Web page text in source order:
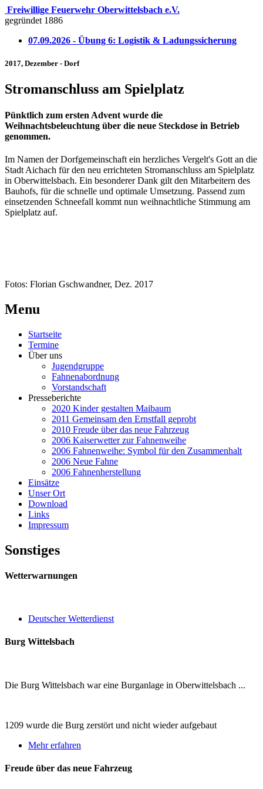
Freiwillige Feuerwehr Oberwittelsbach e.V.
gegründet 1886
07.09.2026 - Übung 6: Logistik & Ladungssicherung
2017, Dezember - Dorf
Stromanschluss am Spielplatz
Pünktlich zum ersten Advent wurde die
Weihnachtsbeleuchtung über die neue Steckdose in Betrieb
genommen.
Im Namen der Dorfgemeinschaft ein herzliches Vergelt's Gott an die
Stadt Aichach für den neu errichteten Stromanschluss am Spielplatz
in Oberwittelsbach. Ein besonderer Dank gilt den Mitarbeitern des
Bauhofs, für die schnelle und optimale Umsetzung. Passend zum
einsetzenden Schneefall kommt nun weihnachtliche Stimmung am
Spielplatz auf.
Fotos: Florian Gschwandner, Dez. 2017
Menu
Startseite
Termine
Über uns
Jugendgruppe
Fahnenabordnung
Vorstandschaft
Presseberichte
2020 Kinder gestalten Maibaum
2011 Gemeinsam den Ernstfall geprobt
2010 Freude über das neue Fahrzeug
2006 Kaiserwetter zur Fahnenweihe
2006 Fahnenweihe: Symbol für den Zusammenhalt
2006 Neue Fahne
2006 Fahnenherstellung
Einsätze
Unser Ort
Download
Links
Impressum
Sonstiges
Wetterwarnungen
Deutscher Wetterdienst
Burg Wittelsbach
Die Burg Wittelsbach war eine Burganlage in Oberwittelsbach ...
1209 wurde die Burg zerstört und nicht wieder aufgebaut
Mehr erfahren
Freude über das neue Fahrzeug